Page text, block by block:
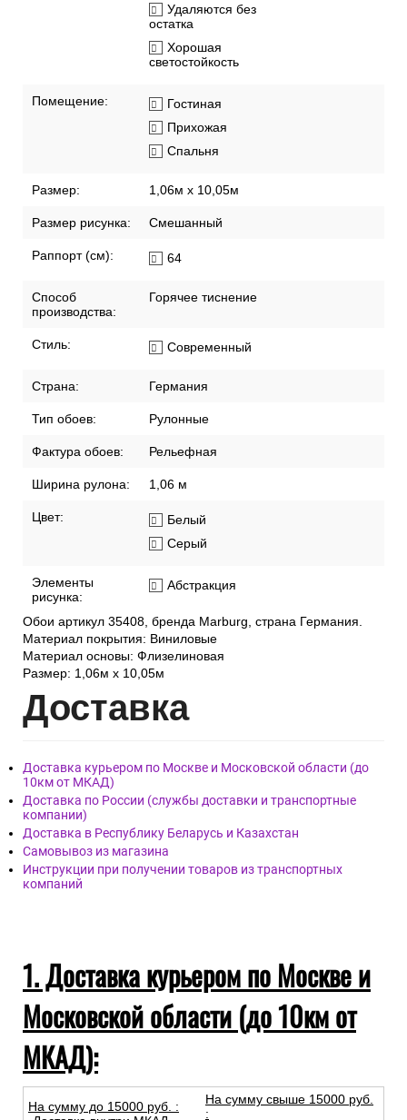
Удаляются без
остатка
Хорошая
светостойкость
Помещение:
Гостиная
Прихожая
Спальня
Размер: 1,06м х 10,05м
Размер рисунка: Смешанный
Раппорт (см): 64
Способ
производства:
Горячее тиснение
Стиль: Современный
Страна: Германия
Тип обоев: Рулонные
Фактура обоев: Рельефная
Ширина рулона: 1,06 м
Цвет:
Белый
Серый
Элементы
рисунка:
Абстракция
Обои артикул 35408, бренда Marburg, страна Германия.
Материал покрытия: Виниловые
Материал основы: Флизелиновая
Размер: 1,06м х 10,05м
Доставка
Доставка курьером по Москве и Московской области (до
10км от МКАД)
Доставка по России (службы доставки и транспортные
компании)
Доставка в Республику Беларусь и Казахстан
Самовывоз из магазина
Инструкции при получении товаров из транспортных
компаний
1. Доставка курьером по Москве и
Московской области (до 10км от
МКАД):
На сумму до 15000 руб. :
На сумму свыше 15000 руб.
: